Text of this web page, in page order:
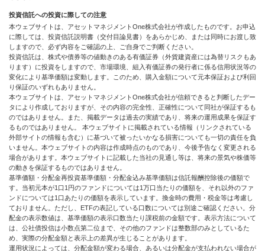
投資信託への投資に際しての注意
本ウェブサイトは、アセットマネジメントOne株式会社が作成したものです。お申込
に際しては、投資信託説明書（交付目論見書）をあらかじめ、または同時にお渡し致
しますので、必ず内容をご確認の上、ご自身でご判断ください。
投資信託は、株式や債券等の値動きのある有価証券（外貨建資産には為替リスクもあ
ります）に投資をしますので、市場環境、組入有価証券の発行者に係る信用状況等の
変化により基準価額は変動します。このため、購入金額について元本保証および利回
り保証のいずれもありません。
本ウェブサイトは、アセットマネジメントOne株式会社が信頼できると判断したデー
タにより作成しておりますが、その内容の完全性、正確性について同社が保証するも
のではありません。また、掲載データは過去の実績であり、将来の運用成果を保証す
るものではありません。 本ウェブサイトに掲載されている情報（リンクされている
外部サイトの情報も含む）に基づいて被ったいかなる損害についても一切の責任を負
いません。本ウェブサイトの内容は作成時点のものであり、今後予告なく変更される
場合があります。本ウェブサイトに記載した当社の見通し等は、将来の景気や株価等
の動きを保証するものではありません。
基準価額・分配金再投資基準価額・分配金込み基準価額は信託報酬控除後の価額で
す。当初元本が1口1円のファンドについては1万口当たりの価額を、それ以外のファ
ンドについては1口あたりの価額を表示しています。換金時の費用・税金等は考慮し
ておりません。ただし、ETFの表記している口数については別途ご確認ください。分
配金の表示数値は、基準価額の表示口数当たり課税前の金額です。表示方法について
は、公社債投信は小数点第二位まで、その他のファンドは整数部のみとしているた
め、実際の分配金額と表示上の差異が生じることがあります。
運用状況によっては、分配金額が変わる場合、あるいは分配金が支払われない場合が